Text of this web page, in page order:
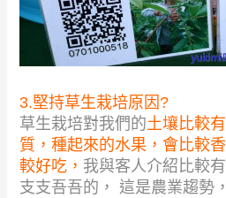
3.堅持草生栽培原因?
草生栽培對我們的土壤比較
質，種起來的水果，會比較
較好吃， 我與客人介紹比較
支支吾吾的， 這是農業趨勢